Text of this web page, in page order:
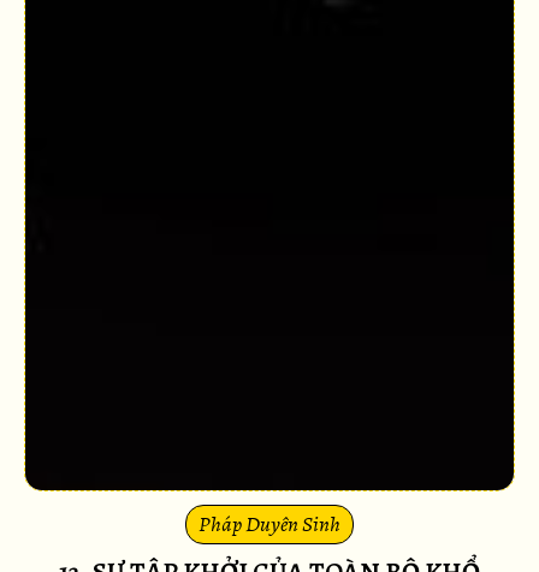
Pháp Duyên Sinh